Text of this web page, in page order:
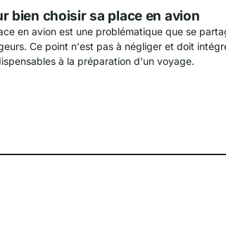
bien choisir sa place en avion
en avion est une problématique que se
Ce point n'est pas à négliger et doit
à la préparation d'un voyage.